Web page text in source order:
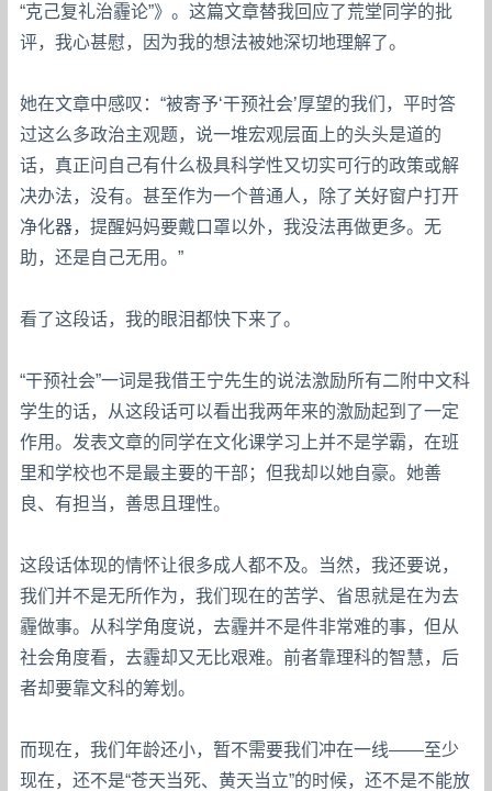
“克己复礼治霾论”》。这篇文章替我回应了荒堂同学的批
评，我心甚慰，因为我的想法被她深切地理解了。
她在文章中感叹：“被寄予‘干预社会’厚望的我们，平时答
过这么多政治主观题，说一堆宏观层面上的头头是道的
话，真正问自己有什么极具科学性又切实可行的政策或解
决办法，没有。甚至作为一个普通人，除了关好窗户打开
净化器，提醒妈妈要戴口罩以外，我没法再做更多。无
助，还是自己无用。”
看了这段话，我的眼泪都快下来了。
“干预社会”一词是我借王宁先生的说法激励所有二附中文科
学生的话，从这段话可以看出我两年来的激励起到了一定
作用。发表文章的同学在文化课学习上并不是学霸，在班
里和学校也不是最主要的干部；但我却以她自豪。她善
良、有担当，善思且理性。
这段话体现的情怀让很多成人都不及。当然，我还要说，
我们并不是无所作为，我们现在的苦学、省思就是在为去
霾做事。从科学角度说，去霾并不是件非常难的事，但从
社会角度看，去霾却又无比艰难。前者靠理科的智慧，后
者却要靠文科的筹划。
而现在，我们年龄还小，暂不需要我们冲在一线——至少
现在，还不是“苍天当死、黄天当立”的时候，还不是不能放